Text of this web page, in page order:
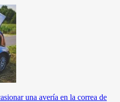
una avería en la correa de